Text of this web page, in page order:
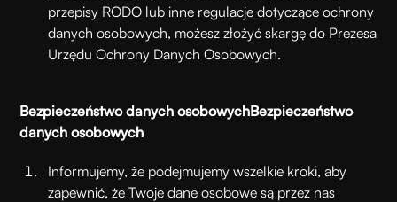
przepisy RODO lub inne regulacje dotyczące ochrony
danych osobowych, możesz złożyć skargę do Prezesa
Urzędu Ochrony Danych Osobowych.
Bezpieczeństwo danych osobowychBezpieczeństwo
danych osobowych
Informujemy, że podejmujemy wszelkie kroki, aby
zapewnić, że Twoje dane osobowe są przez nas